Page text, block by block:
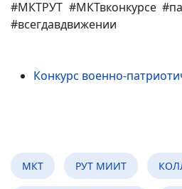
#МКТРУТ #МКТвконкурсе
#всегдавдвижении
Конкурс военно-
МКТ РУТ МИИТ